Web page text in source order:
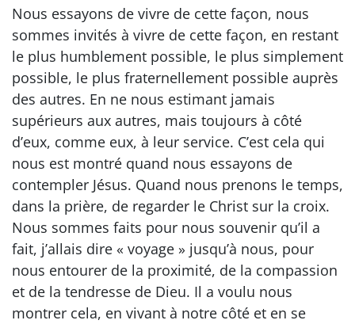
Nous essayons de vivre de cette façon, nous
sommes invités à vivre de cette façon, en restant
le plus humblement possible, le plus simplement
possible, le plus fraternellement possible auprès
des autres. En ne nous estimant jamais
supérieurs aux autres, mais toujours à côté
d’eux, comme eux, à leur service. C’est cela qui
nous est montré quand nous essayons de
contempler Jésus. Quand nous prenons le temps,
dans la prière, de regarder le Christ sur la croix.
Nous sommes faits pour nous souvenir qu’il a
fait, j’allais dire « voyage » jusqu’à nous, pour
nous entourer de la proximité, de la compassion
et de la tendresse de Dieu. Il a voulu nous
montrer cela, en vivant à notre côté et en se